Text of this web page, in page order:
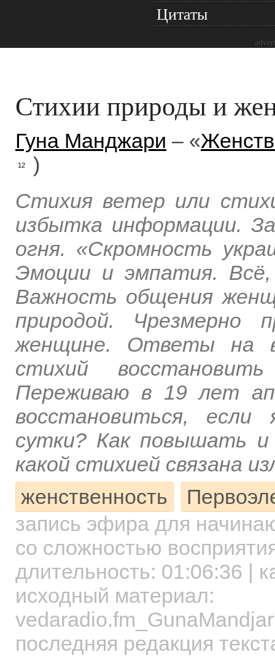
Цитаты
Стихии природы и
Гуна Манджари – «
12
)
Стихия ветер или
избытка информации.
огня. «Скромность
Эмоции и эмпатия.
Важность общения
природой. Чрезмерно
женщине. Ответы на
стихий
Переживаю в 19 лет
восстановиться,
сутки? Как повышать и
какой стихией связана
женственность
запись эфира для
со сложностью
длительность: 01:06:36 |
исходный материал:
последняя редакция